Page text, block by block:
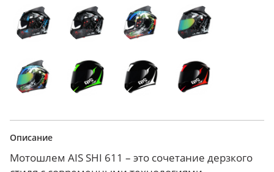
Описание
Мотошлем AIS SHI 611 – это сочетание дерзкого